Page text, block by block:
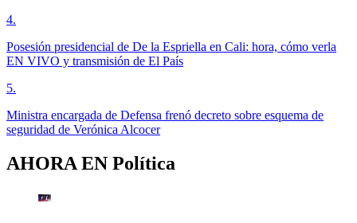
4.
Posesión presidencial de De la Espriella en Cali: hora, cómo verla
EN VIVO y transmisión de El País
5.
Ministra encargada de Defensa frenó decreto sobre esquema de
seguridad de Verónica Alcocer
AHORA EN Política